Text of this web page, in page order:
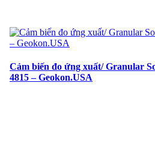
Cảm biến đo ứng xuất/ Granular
4815 – Geokon.USA